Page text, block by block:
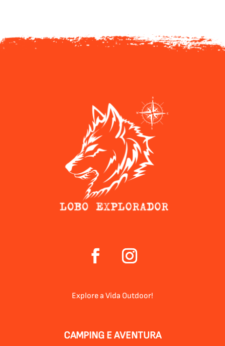
Explore a Vida Outdoor!
CAMPING E AVENTURA